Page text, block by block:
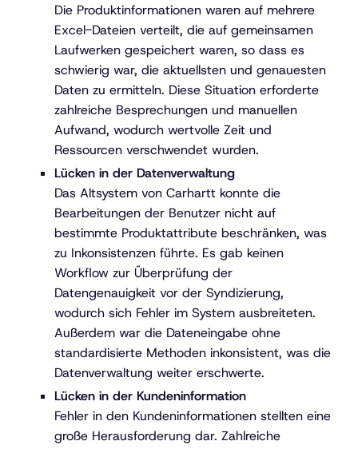
Die Produktinformationen waren auf mehrere
Excel-Dateien verteilt, die auf gemeinsamen
Laufwerken gespeichert waren, so dass es
schwierig war, die aktuellsten und genauesten
Daten zu ermitteln. Diese Situation erforderte
zahlreiche Besprechungen und manuellen
Aufwand, wodurch wertvolle Zeit und
Ressourcen verschwendet wurden.
Lücken in der Datenverwaltung
Das Altsystem von Carhartt konnte die
Bearbeitungen der Benutzer nicht auf
bestimmte Produktattribute beschränken, was
zu Inkonsistenzen führte. Es gab keinen
Workflow zur Überprüfung der
Datengenauigkeit vor der Syndizierung,
wodurch sich Fehler im System ausbreiteten.
Außerdem war die Dateneingabe ohne
standardisierte Methoden inkonsistent, was die
Datenverwaltung weiter erschwerte.
Lücken in der Kundeninformation
Fehler in den Kundeninformationen stellten eine
große Herausforderung dar. Zahlreiche